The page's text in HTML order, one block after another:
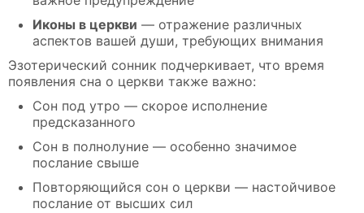
Иконы в церкви — отражение различных
аспектов вашей души, требующих внимания
Эзотерический сонник подчеркивает, что время
появления сна о церкви также важно:
Сон под утро — скорое исполнение
предсказанного
Сон в полнолуние — особенно значимое
послание свыше
Повторяющийся сон о церкви — настойчивое
послание от высших сил